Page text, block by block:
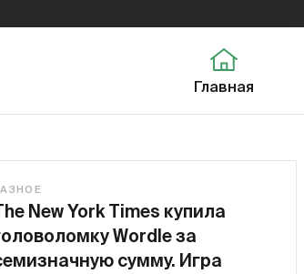
Главная
New York Times купила
Wordle за
сумму. Игра